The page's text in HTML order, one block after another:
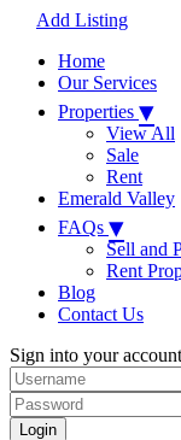
Add Listing
Home
Our Services
Properties ▾
View All
Sale
Rent
Emerald Valley
FAQs ▾
Sell and
Rent
Blog
Contact Us
Sign into your account
Login